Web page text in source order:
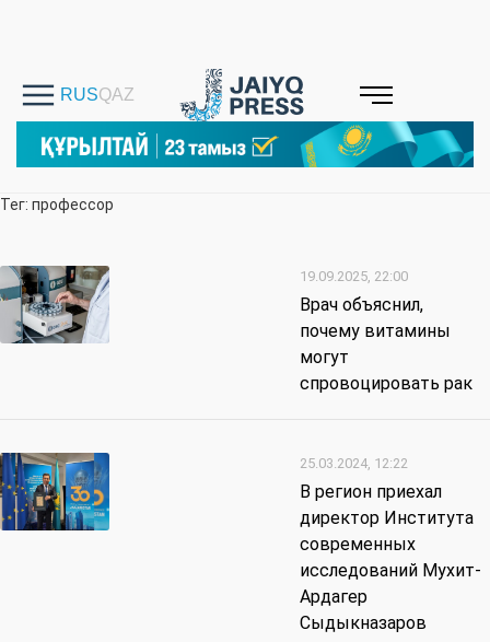
Тег: профессор
19.09.2025, 22:00
Врач объяснил,
почему витамины
могут
спровоцировать рак
25.03.2024, 12:22
В регион приехал
директор Института
современных
исследований Мухит-
Ардагер
Сыдыкназаров